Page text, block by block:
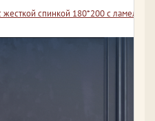
спинкой 180*200 с ламелями